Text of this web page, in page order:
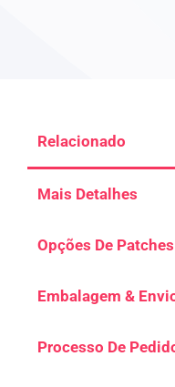
Relacionado
Mais Detalhes
Opções De
Embalagem &
Processo De